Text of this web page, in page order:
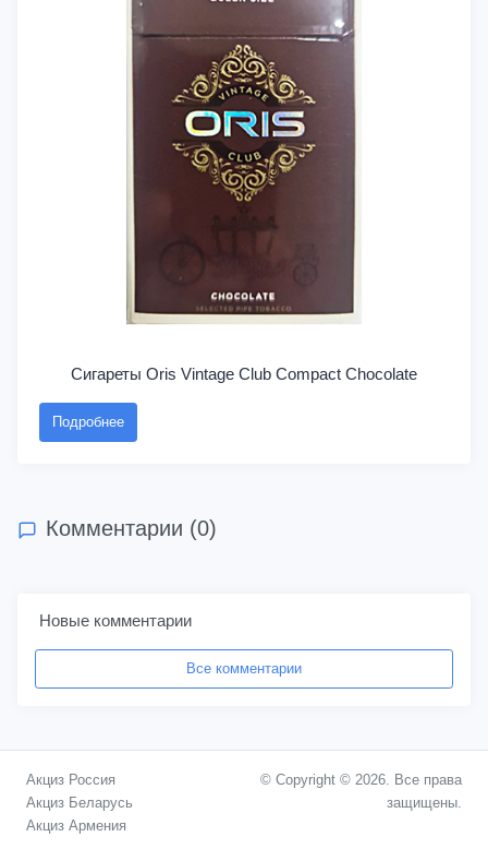
Сигареты Oris Vintage Club Compact Chocolate
Подробнее
Комментарии (0)
Новые комментарии
Все комментарии
Акциз Россия
Акциз Беларусь
Акциз Армения
© Copyright © 2026. Все права
защищены.